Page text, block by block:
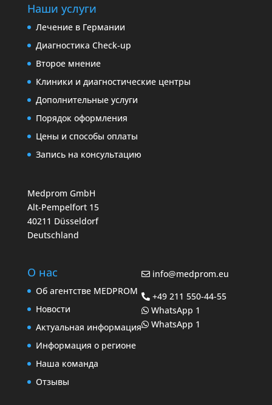
Наши услуги
Лечение в Германии
Диагностика Check-up
Второе мнение
Клиники и диагностические центры
Дополнительные услуги
Порядок оформления
Цены и способы оплаты
Запись на консультацию
Medprom GmbH
Alt-Pempelfort 15
40211 Düsseldorf
Deutschland
О нас
Об агентстве MEDPROM
Новости
Актуальная информация
Информация о регионе
Наша команда
Отзывы
info@medprom.eu
+49 211 550-44-55
WhatsApp 1
WhatsApp 1